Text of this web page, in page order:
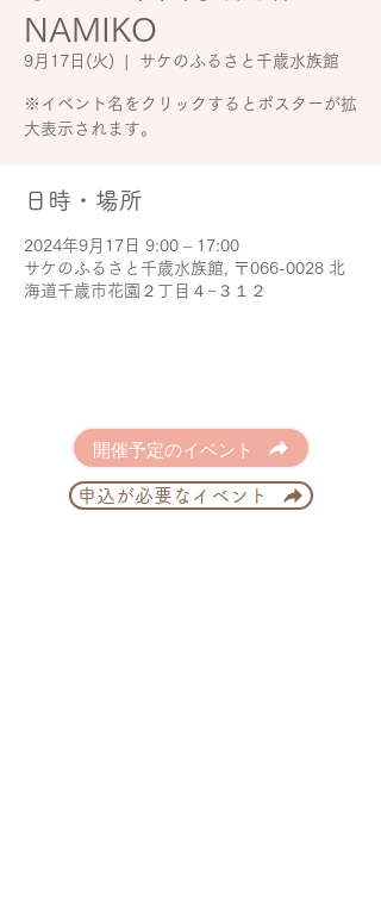
NAMIKO
9月17日(火) サケのふるさと千歳水族館
※イベント名をクリックするとポスターが拡
大表示されます。
日時・場所
2024年9月17日 9:00 – 17:00
サケのふるさと千歳水族館, 〒066-0028 北
海道千歳市花園２丁目４−３１２
開催予定のイベント
申込が必要なイベント